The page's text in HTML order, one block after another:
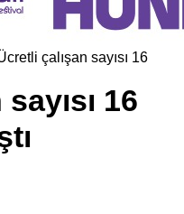
çalışan sayısı 16
16